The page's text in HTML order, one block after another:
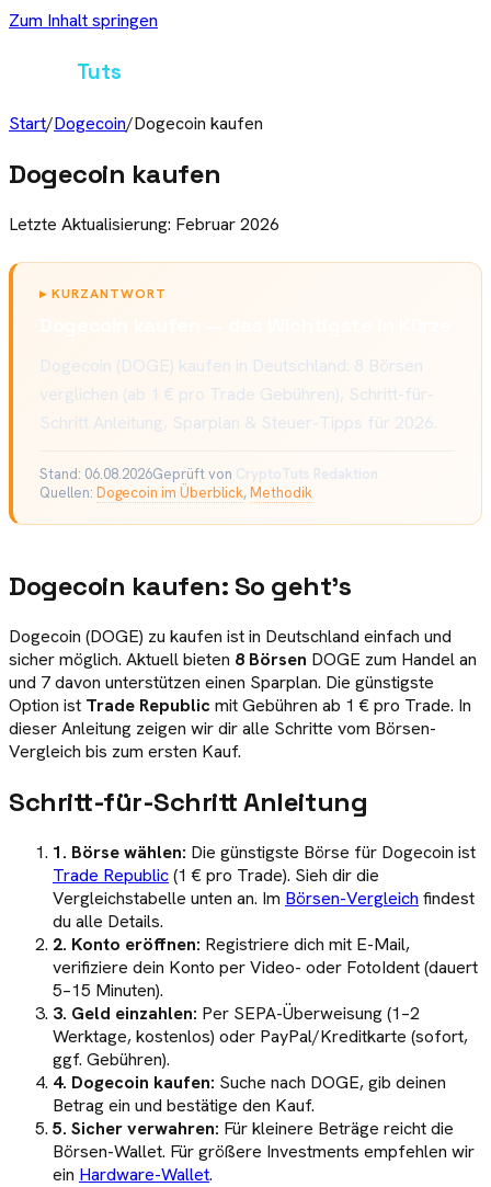
Zum Inhalt springen
Tuts
Start/Dogecoin/Dogecoin kaufen
Dogecoin kaufen
Letzte Aktualisierung: Februar 2026
▸KURZANTWORT
Dogecoin (DOGE) kaufen in Deutschland: 8 Börsen
verglichen (ab 1 € pro Trade Gebühren), Schritt-für-
Schritt Anleitung, Sparplan & Steuer-Tipps für 2026.
Stand: 06.08.2026Geprüft von CryptoTuts Redaktion
Quellen: Dogecoin im Überblick,Methodik
Dogecoin kaufen: So geht's
Dogecoin (DOGE) zu kaufen ist in Deutschland einfach und
sicher möglich. Aktuell bieten 8 Börsen DOGE zum Handel an
und 7 davon unterstützen einen Sparplan. Die günstigste
Option ist Trade Republic mit Gebühren ab 1 € pro Trade. In
dieser Anleitung zeigen wir dir alle Schritte vom Börsen-
Vergleich bis zum ersten Kauf.
Schritt-für-Schritt Anleitung
1. Börse wählen: Die günstigste Börse für Dogecoin ist
Trade Republic(1 € pro Trade). Sieh dir die
Vergleichstabelle unten an. Im Börsen-Vergleich findest
du alle Details.
2. Konto eröffnen: Registriere dich mit E-Mail,
verifiziere dein Konto per Video- oder FotoIdent (dauert
5–15 Minuten).
3. Geld einzahlen: Per SEPA-Überweisung (1–2
Werktage, kostenlos) oder PayPal/Kreditkarte (sofort,
ggf. Gebühren).
4. Dogecoin kaufen: Suche nach DOGE, gib deinen
Betrag ein und bestätige den Kauf.
5. Sicher verwahren: Für kleinere Beträge reicht die
Börsen-Wallet. Für größere Investments empfehlen wir
ein Hardware-Wallet.